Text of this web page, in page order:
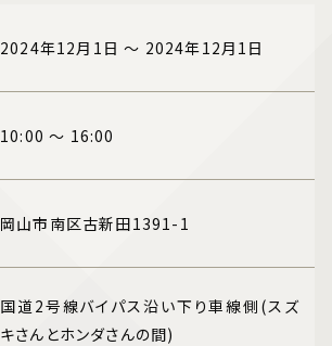
2024年12月1日 ～ 2024年12月1日
10:00 ～ 16:00
岡山市南区古新田1391-1
国道2号線バイパス沿い下り車線側(スズ
キさんとホンダさんの間)